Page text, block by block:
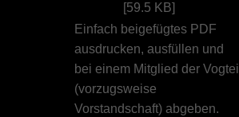
[59.5 KB]
Einfach beigefügtes PDF
ausdrucken, ausfüllen und
bei einem Mitglied der Vogtei
(vorzugsweise
Vorstandschaft) abgeben.